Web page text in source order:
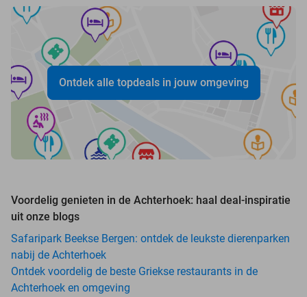
Ontdek alle topdeals in jouw omgeving
Voordelig genieten in de Achterhoek: haal deal-inspiratie
uit onze blogs
Safaripark Beekse Bergen: ontdek de leukste dierenparken
nabij de Achterhoek
Ontdek voordelig de beste Griekse restaurants in de
Achterhoek en omgeving